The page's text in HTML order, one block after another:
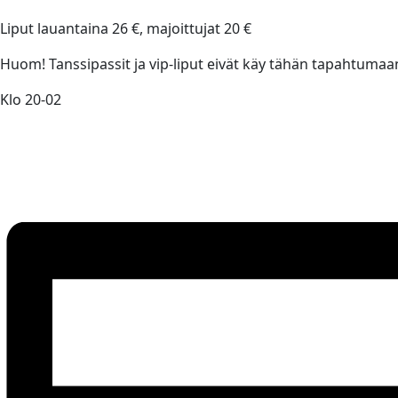
Liput lauantaina 26 €, majoittujat 20 €
Huom! Tanssipassit ja vip-liput eivät käy tähän
Klo 20-02